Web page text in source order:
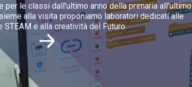
per le classi dall'ultimo anno della primaria all'ultimo
alla visita proponiamo laboratori dedicati alle
STEAM e alla creatività del Futuro.